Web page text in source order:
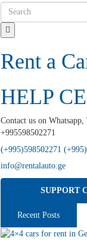
Rent a
HELP
Contact us on
+995598502271
(+995)598502271
info@rentalauto.ge
SUPPORT
Recent Posts